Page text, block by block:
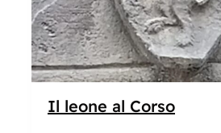
Il leone al Corso